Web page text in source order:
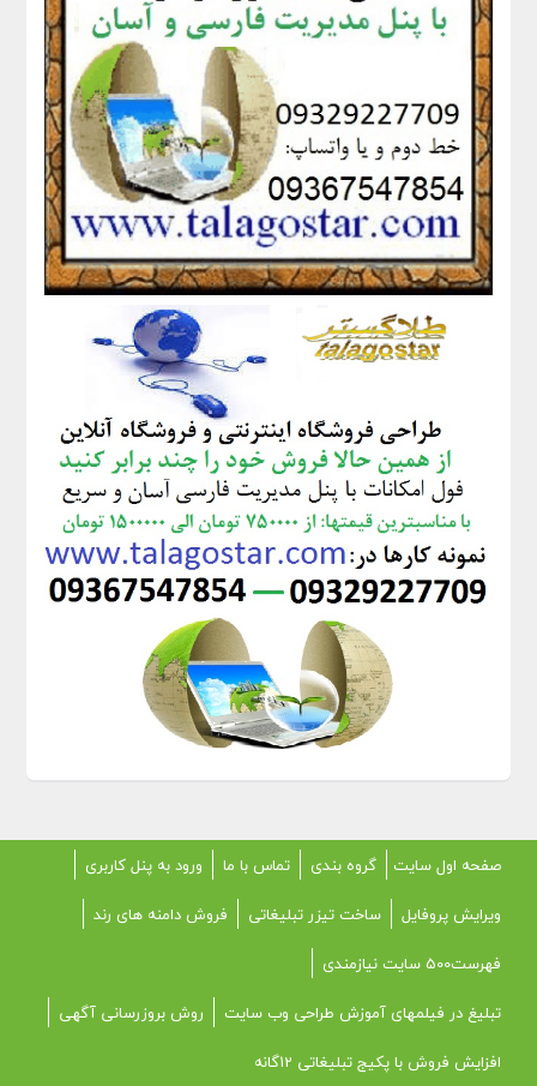
صفحه اول سایت گروه بندی تماس با ما
ورود به پنل کاربری
ویرایش پروفایل
ساخت تیزر تبلیغاتی
فروش دامنه های رند
فهرست500 سایت نیازمندی
تبلیغ در فیلمهای آموزش طراحی وب سایت
روش بروزرسانی آگهی
افزایش فروش با پکیج تبلیغاتی 12گانه